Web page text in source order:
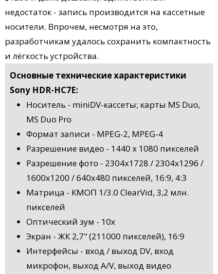
недостаток - запись производится на кассетные
носители. Впрочем, несмотря на это,
разработчикам удалось сохранить компактность
и лёгкость устройства.
Основные технические характеристики
Sony HDR-HC7E:
Носитель - miniDV-кассеты; карты MS Duo,
MS Duo Pro
Формат записи - MPEG-2, MPEG-4
Разрешение видео - 1440 x 1080 пикселей
Разрешение фото - 2304x1728 / 2304x1296 /
1600x1200 / 640x480 пикселей, 16:9, 4:3
Матрица - КМОП 1/3.0 ClearVid, 3,2 млн.
пикселей
Оптический зум - 10x
Экран - ЖК 2,7" (211000 пикселей), 16:9
Интерфейсы - вход / выход DV, вход
микрофон, выход A/V, выход видео